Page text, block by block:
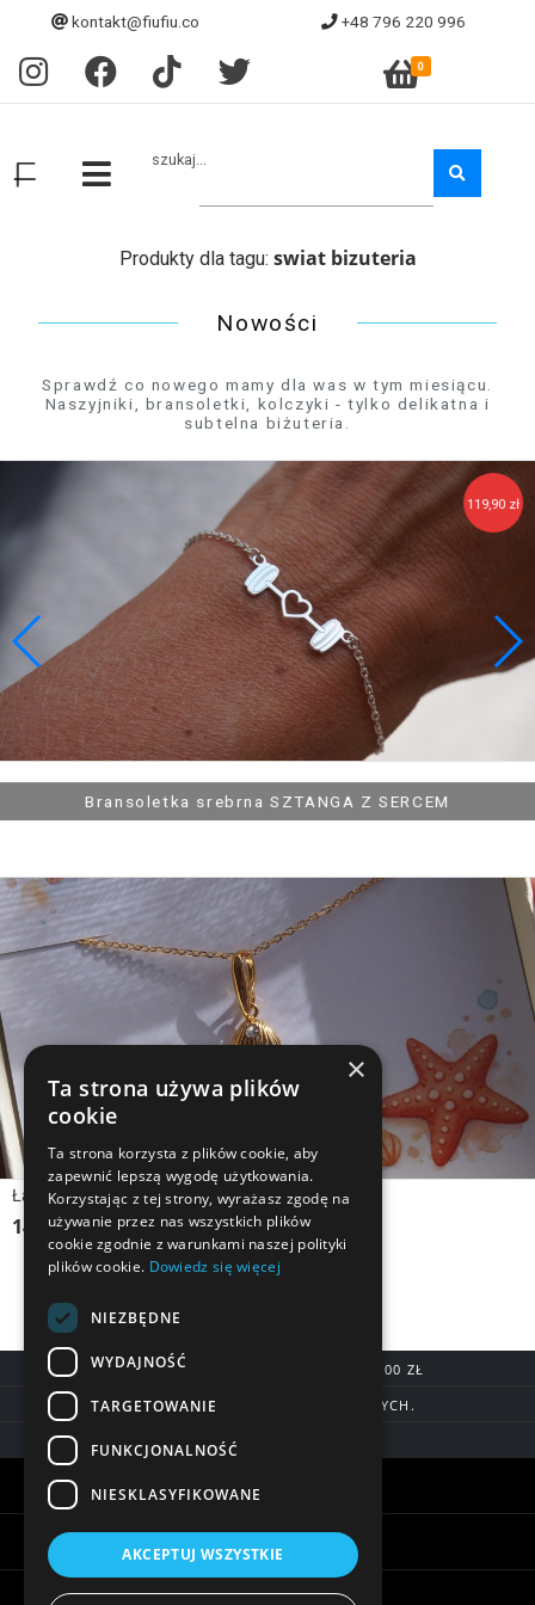
kontakt@fiufiu.co +48 796 220 996
0
szukaj...
Produkty dla tagu: swiat bizuteria
Nowości
Sprawdź co nowego mamy dla was w tym miesiącu.
Naszyjniki, bransoletki, kolczyki - tylko delikatna i
subtelna biżuteria.
Łańcuszek srebrny PŁETWA OBRYS
Bransoletka srebrna SZTANGA Z SERCEM
119,90 zł
Łańcuszek srebrny PŁETWA W KOLORZE
Łańcuszek srebrny ZŁOTY ZNICZ HARRY
Łańcuszek srebrny, pozłana MAŁA MUSZLA Z KRYSZTAŁKIEM
149,90 zł
DARMOWA DOSTAWA OD 200,00 ZŁ
DOSTAWA DO 7 DNI ROBOCZYCH.
BLIK, SZYBKIE PRZELEWY
Warunki zakupów
Informacje
×
Ta strona używa plików
cookie
Ta strona korzysta z plików cookie, aby
zapewnić lepszą wygodę użytkowania.
Korzystając z tej strony, wyrażasz zgodę na
używanie przez nas wszystkich plików
cookie zgodnie z warunkami naszej polityki
plików cookie. Dowiedz się więcej
NIEZBĘDNE
WYDAJNOŚĆ
TARGETOWANIE
FUNKCJONALNOŚĆ
NIESKLASYFIKOWANE
AKCEPTUJ WSZYSTKIE